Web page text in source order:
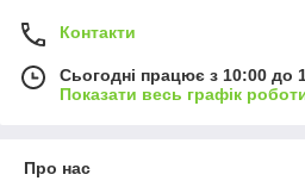
Контакти
Сьогодні працює з 10:00 до
Показати весь графік
Про нас